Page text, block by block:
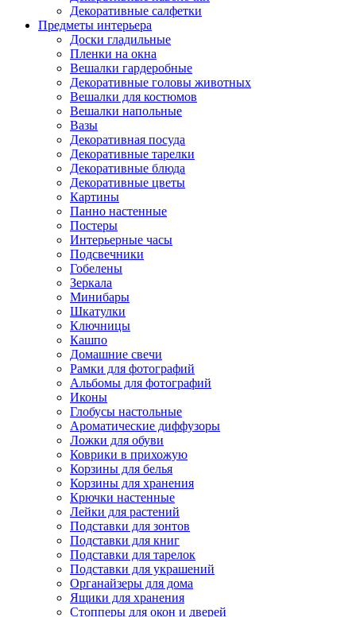
Декоративные салфетки
Предметы интерьера
Доски гладильные
Пленки на окна
Вешалки гардеробные
Декоративные головы животных
Вешалки для костюмов
Вешалки напольные
Вазы
Декоративная посуда
Декоративные тарелки
Декоративные блюда
Декоративные цветы
Картины
Панно настенные
Постеры
Интерьерные часы
Подсвечники
Гобелены
Зеркала
Минибары
Шкатулки
Ключницы
Кашпо
Домашние свечи
Рамки для фотографий
Альбомы для фотографий
Иконы
Глобусы настольные
Ароматические диффузоры
Ложки для обуви
Коврики в прихожую
Корзины для белья
Корзины для хранения
Крючки настенные
Лейки для растений
Подставки для зонтов
Подставки для книг
Подставки для тарелок
Подставки для украшений
Органайзеры для дома
Ящики для хранения
Стопперы для окон и дверей